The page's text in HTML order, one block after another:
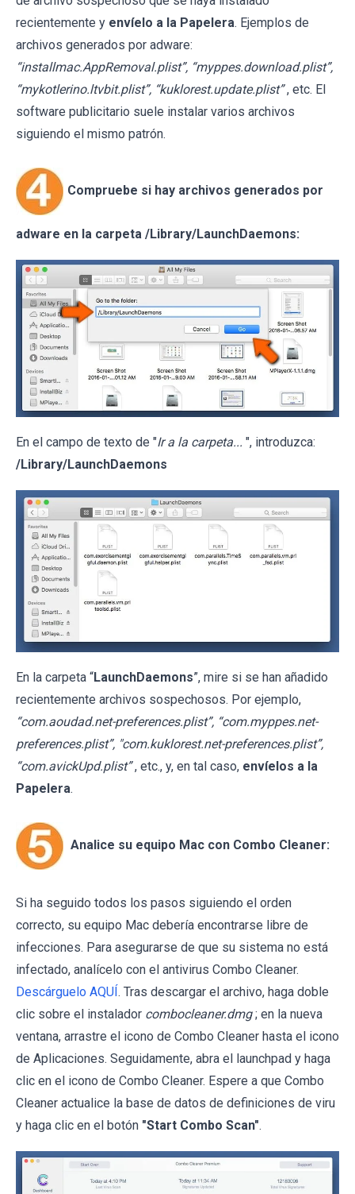
recientemente y envíelo a la Papelera. Ejemplos de
archivos generados por adware:
“installmac.AppRemoval.plist”, “myppes.download.plist”,
“mykotlerino.ltvbit.plist”, “kuklorest.update.plist” , etc. El
software publicitario suele instalar varios archivos
siguiendo el mismo patrón.
Compruebe si hay archivos generados por
adware en la carpeta /Library/LaunchDaemons:
En el campo de texto de "Ir a la carpeta... ", introduzca:
/Library/LaunchDaemons
En la carpeta “LaunchDaemons”, mire si se han añadido
recientemente archivos sospechosos. Por ejemplo,
“com.aoudad.net-preferences.plist”, “com.myppes.net-
preferences.plist”, "com.kuklorest.net-preferences.plist”,
“com.avickUpd.plist” , etc., y, en tal caso, envíelos a la
Papelera.
Analice su equipo Mac con Combo Cleaner:
Si ha seguido todos los pasos siguiendo el orden
correcto, su equipo Mac debería encontrarse libre de
infecciones. Para asegurarse de que su sistema no está
infectado, analícelo con el antivirus Combo Cleaner.
Descárguelo AQUÍ. Tras descargar el archivo, haga doble
clic sobre el instalador combocleaner.dmg ; en la nueva
ventana, arrastre el icono de Combo Cleaner hasta el icono
de Aplicaciones. Seguidamente, abra el launchpad y haga
clic en el icono de Combo Cleaner. Espere a que Combo
Cleaner actualice la base de datos de definiciones de viru
y haga clic en el botón "Start Combo Scan".